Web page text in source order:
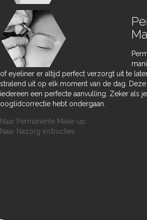
of eyeliner er altijd perfect verzorgt uit te
stralend uit op elk moment van de dag.
iedereen een perfecte aanvulling. Zeker als
ooglidcorrectie hebt ondergaan.
Naar Permanente Make-up
Naar Nazorg instructies